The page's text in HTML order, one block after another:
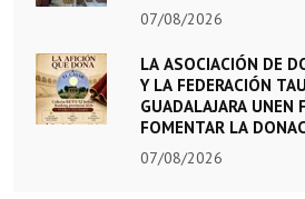
07/08/2026
LA ASOCIACIÓN DE
Y LA FEDERACIÓN
GUADALAJARA UNEN
FOMENTAR LA
07/08/2026